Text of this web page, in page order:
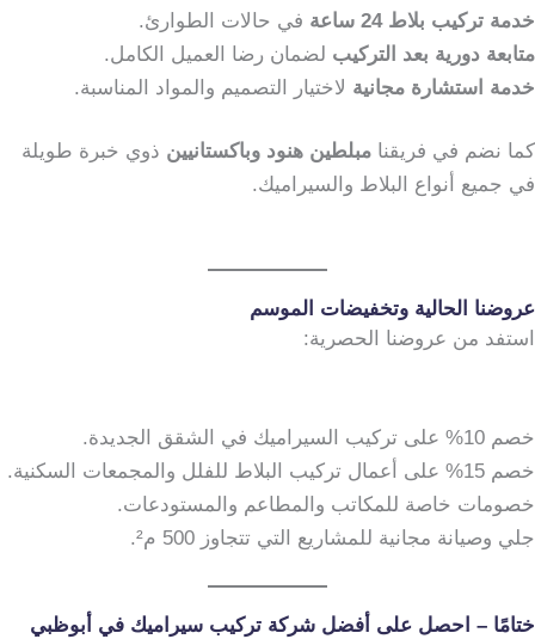
خدمة تركيب بلاط 24 ساعة
في حالات الطوارئ.
متابعة دورية بعد التركيب لضمان رضا العميل الكامل.
خدمة استشارة مجانية لاختيار التصميم والمواد المناسبة.
كما نضم في فريقنا مبلطين هنود وباكستانيين ذوي خبرة طويلة
في جميع أنواع البلاط والسيراميك.
عروضنا الحالية وتخفيضات الموسم
استفد من عروضنا الحصرية:
خصم 10% على تركيب السيراميك في الشقق الجديدة.
خصم 15% على أعمال تركيب البلاط للفلل والمجمعات السكنية.
خصومات خاصة للمكاتب والمطاعم والمستودعات.
جلي وصيانة مجانية للمشاريع التي تتجاوز 500 م².
ختامًا – احصل على أفضل شركة تركيب سيراميك في أبوظبي